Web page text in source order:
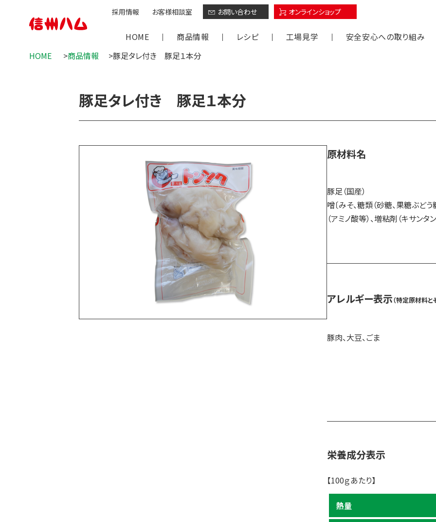
採用情報 お客様相談室 お問い合わせ オンラインショップ
HOME 商品情報
グリーンマーク
定番商品
レシピ 工場見学
安全安心への取り組み
HOME
商品情報 豚足タレ付き 豚足１本分
豚足タレ付き 豚足１本分
原材料名
豚足（国
噌〔みそ、糖類（砂糖、果糖ぶど
（アミノ酸等）、増粘剤（キサンタ
アレルギー表示（特定原材料と
豚肉、大豆、ごま
栄養成分表示
【100ｇあたり】
熱量